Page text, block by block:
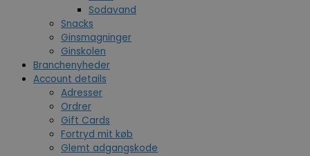
Sodavand
Snacks
Ginsmagninger
Ginskolen
Branchenyheder
Account details
Adresser
Ordrer
Gift Cards
Fortryd mit køb
Glemt adgangskode